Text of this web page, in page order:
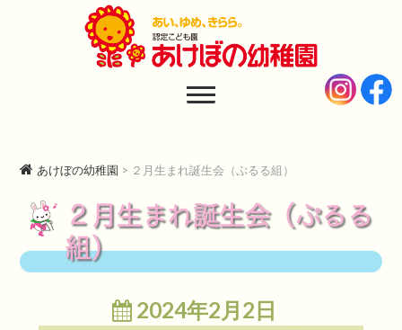
あけぼの幼稚園
あけぼの幼稚園 > ２月生まれ誕生会（ぷるる組）
２月生まれ誕生会（ぷるる
組）
2024年2月2日